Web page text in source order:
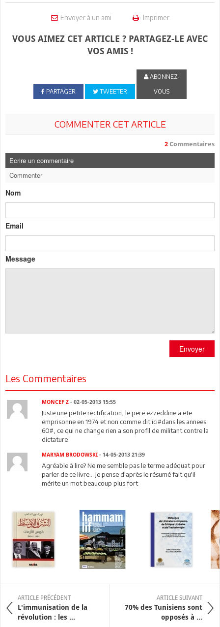
Envoyer à un ami Imprimer
VOUS AIMEZ CET ARTICLE ? PARTAGEZ-LE AVEC
VOS AMIS !
PARTAGER TWEETER
ABONNEZ-
VOUS
COMMENTER CET ARTICLE
2 Commentaires
Ecrire un commentaire
Commenter
Nom
Email
Message
Envoyer
Les Commentaires
MONCEF Z- 02-05-2013 15:55
Juste une petite rectification, le pere ezzeddine a ete
emprisonne en 1974 et non comme dit ici#dans les annees
60#, ce qui ne change rien a son profil de militant contre la
dictature
MARYAM BRODOWSKI - 14-05-2013 21:39
Agréable à lire? Ne me semble pas le terme adéquat pour
parler de ce livre... Je pense d'après le résumé fait qu'il
mérite un mot beaucoup plus fort
ARTICLE PRÉCÉDENT
L'immunisation de la
révolution : les ...
ARTICLE SUIVANT
70% des Tunisiens sont
opposés à ...